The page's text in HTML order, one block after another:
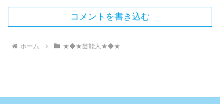
コメントを書き込む
ホーム ★◆★芸能人★◆★